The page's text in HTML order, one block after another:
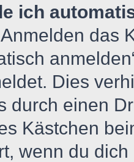
ich
das
Dies
durch einen
Kästchen
wenn du